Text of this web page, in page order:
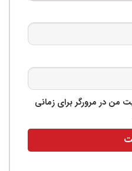
من در مرورگر برای زمانی